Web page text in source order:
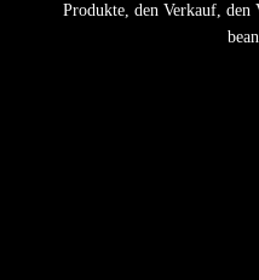
Produkte, den Verkauf, den